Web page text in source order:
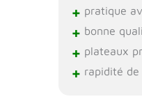
+ pratique
+ bonne
+ plateaux
+ rapidité de